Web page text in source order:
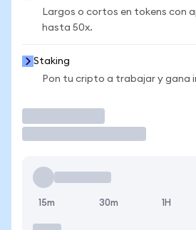
Largos o cortos en tokens con
hasta 50x.
Staking
Pon tu cripto a trabajar y gana
15m 30m 1H